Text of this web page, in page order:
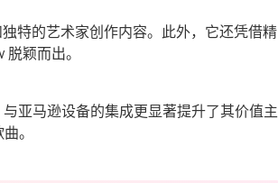
特的艺术家创作内容。此外，它还凭借精
颖而出。
亚马逊设备的集成更显著提升了其价值主
。